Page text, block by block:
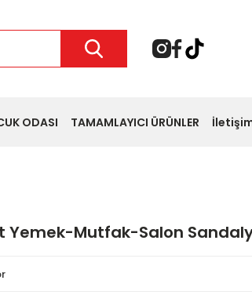
ODASI TAMAMLAYICI ÜRÜNLER
Yemek-Mutfak-Salon